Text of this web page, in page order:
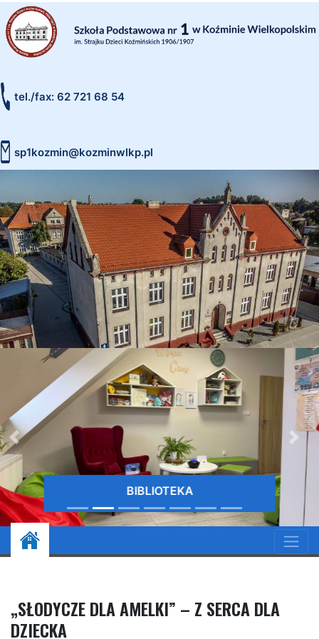
tel./fax: 62 721 68 54
sp1kozmin@kozminwlkp.pl
BIBLIOTEKA
„SŁODYCZE DLA AMELKI” – Z SERCA DLA
DZIECKA